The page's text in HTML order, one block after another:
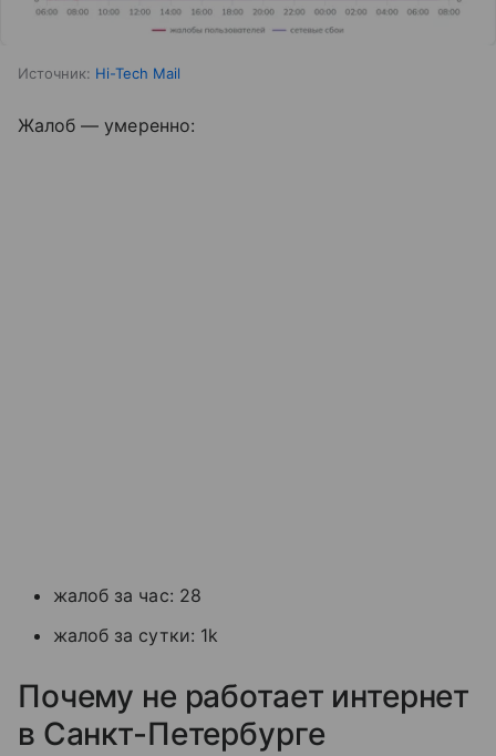
Источник: Hi-Tech Mail
Жалоб — умеренно:
жалоб за час: 28
жалоб за сутки: 1k
Почему не работает интернет
в Санкт-Петербурге